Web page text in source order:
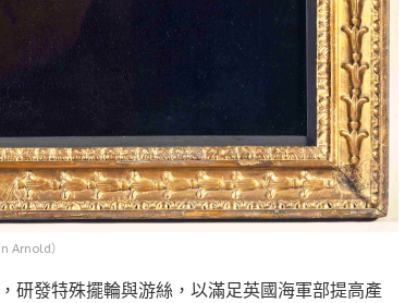
Arnold）
研發特殊擺輪與游絲，以滿足英國海軍部提高產